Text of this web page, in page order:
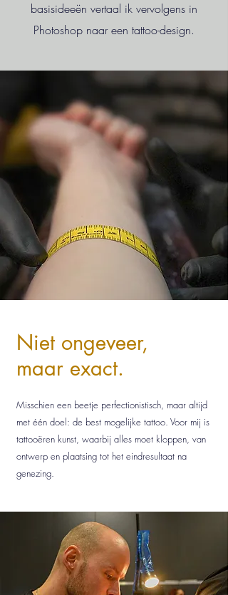
basisideeën vertaal ik vervolgens in
Photoshop naar een tattoo-design.
Niet ongeveer,
maar exact.
Misschien een beetje perfectionistisch, maar altijd
met één doel: de best mogelijke tattoo. Voor mij is
tattooëren kunst, waarbij alles moet kloppen, van
ontwerp en plaatsing tot het eindresultaat na
genezing.